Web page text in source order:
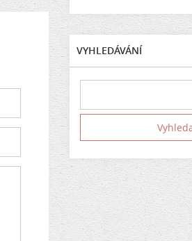
VYHLEDÁVÁNÍ